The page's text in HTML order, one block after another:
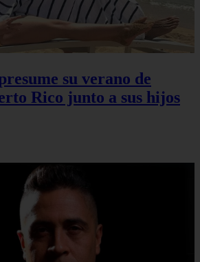
su verano de
Rico junto a sus hijos